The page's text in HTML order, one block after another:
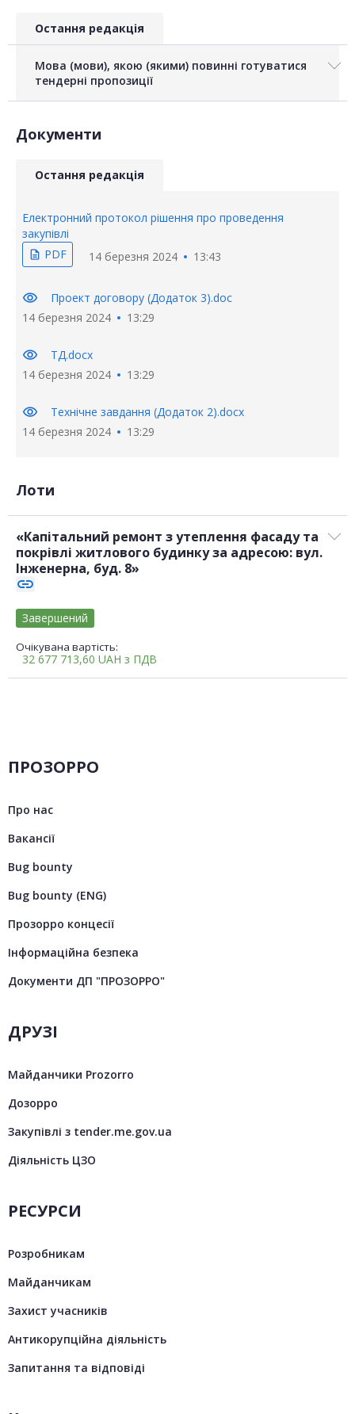
Остання редакція
Мова (мови), якою (якими) повинні готуватися
тендерні пропозиції
Документи
Остання редакція
Електронний протокол рішення про проведення
закупівлі
description PDF 14 березня 2024 13:43
visibility
Проект договору (Додаток 3).doc
14 березня 2024
13:29
visibility
ТД.docx
14 березня 2024
13:29
visibility
Технічне завдання (Додаток 2).docx
14 березня 2024
13:29
Лоти
«Капітальний ремонт з утеплення фасаду та
покрівлі житлового будинку за адресою: вул.
Інженерна, буд. 8»
link
Очікувана вартість:
32 677 713,60 UAH з ПДВ
Завершений
ПРОЗОРРО
Про нас
Вакансії
Bug bounty
Bug bounty (ENG)
Прозорро концесії
Інформаційна безпека
Документи ДП "ПРОЗОРРО"
ДРУЗІ
Майданчики Prozorro
Дозорро
Закупівлі з tender.me.gov.ua
Діяльність ЦЗО
РЕСУРСИ
Розробникам
Майданчикам
Захист учасників
Антикорупційна діяльність
Запитання та відповіді